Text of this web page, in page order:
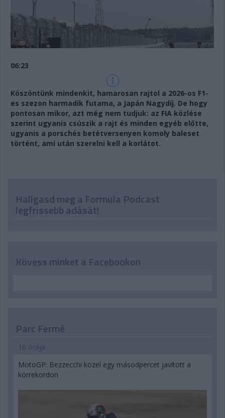
06:23
Köszöntünk mindenkit, hamarosan rajtol a 2026-os F1-
es szezon harmadik futama, a Japán Nagydíj. De hogy
pontosan mikor, azt még nem tudjuk: az FIA közlése
szerint ugyanis csúszik a rajt és minden egyéb előtte,
ugyanis a porschés betétversenyen komoly baleset
történt, ami után szerelni kell a korlátot.
Hallgasd meg a Formula Podcast
legfrissebb adását!
Kövess minket a Facebookon
Parc Fermé
10 órája
MotoGP: Bezzecchi közel egy másodpercet javított a
körrekordon